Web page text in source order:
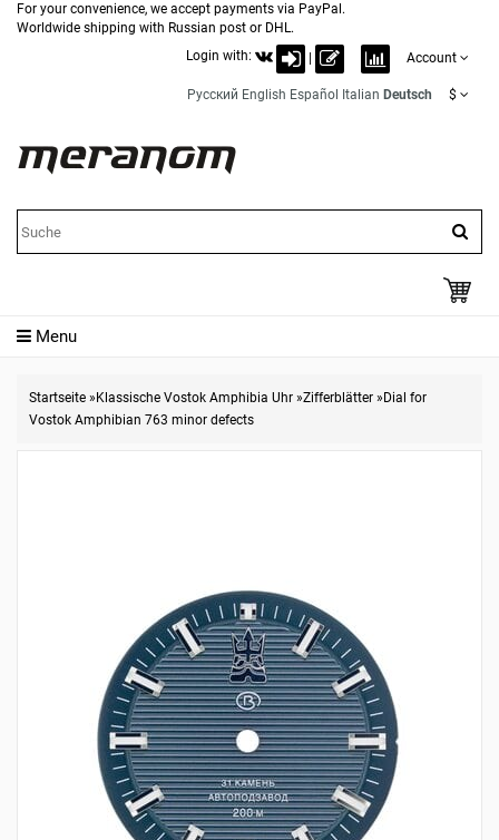
For your convenience, we accept payments via PayPal.
Worldwide shipping with Russian post or DHL.
Login with:
Account
Русский English Español Italian Deutsch $
Menu
Startseite » Klassische Vostok Amphibia Uhr »Zifferblätter » Dial for
Vostok Amphibian 763 minor defects